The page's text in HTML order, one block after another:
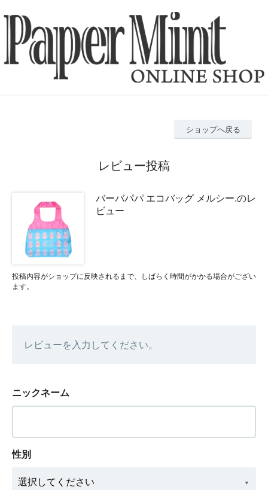
ショップへ戻る
レビュー投稿
バーバパパ エコバッグ メルシー.のレ
ビュー
投稿内容がショップに反映されるまで、しばらく時間がかかる場合がござい
ます。
レビューを入力してください。
ニックネーム
性別